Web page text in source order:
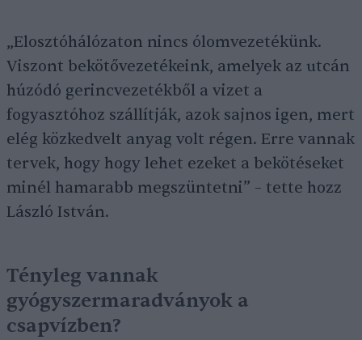
„Elosztóhálózaton nincs ólomvezetékünk.
Viszont bekötővezetékeink, amelyek az utcán
húzódó gerincvezetékből a vizet a
fogyasztóhoz szállítják, azok sajnos igen, mert
elég közkedvelt anyag volt régen. Erre vannak
tervek, hogy hogy lehet ezeket a bekötéseket
minél hamarabb megszüntetni” – tette hozz
László István.
Tényleg vannak
gyógyszermaradványok a
csapvízben?